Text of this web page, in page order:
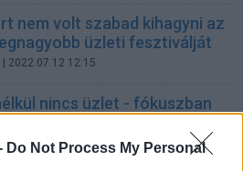
Do Not Process My Personal
nem volt szabad kihagyni az
üzleti fesztiválját
| 2022.07.12 12:15
nincs üzlet - fókuszban